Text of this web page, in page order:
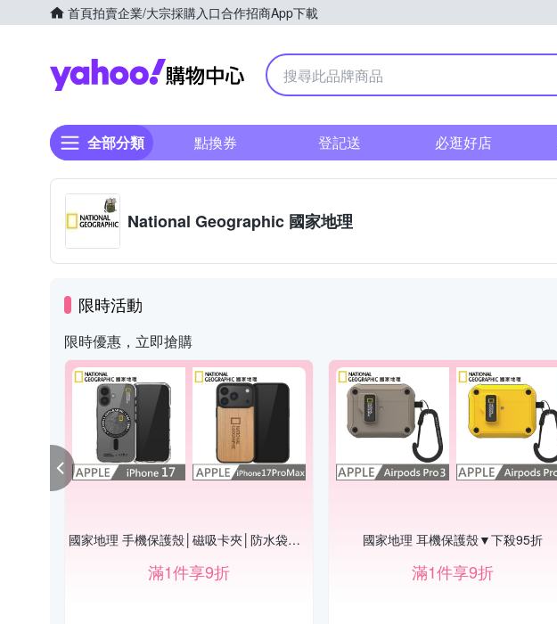
首頁拍賣企業/大宗採購入口合作招商App下載
Yahoo購物中心
全部分類 點換券 登記送 必逛好店
National Geographic 國家地理
限時活動
限時優惠，立即搶購
國家地理 手機保護殼│磁吸卡夾│防水袋▼9折
滿1件享9折
國家地理 耳機保護殼▼下殺95折
滿1件享9折